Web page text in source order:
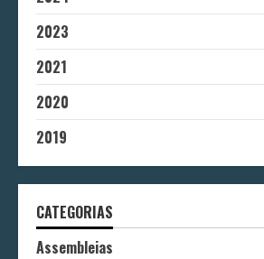
2023
2021
2020
2019
CATEGORIAS
Assembleias